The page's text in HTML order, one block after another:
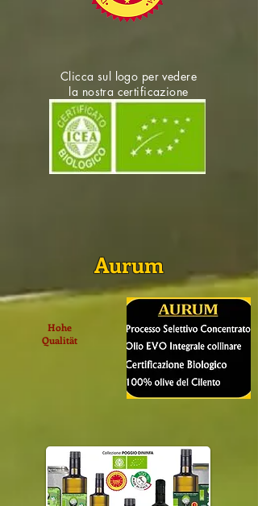
Clicca sul logo per vedere
la nostra certificazione
Aurum
Hohe
Qualität